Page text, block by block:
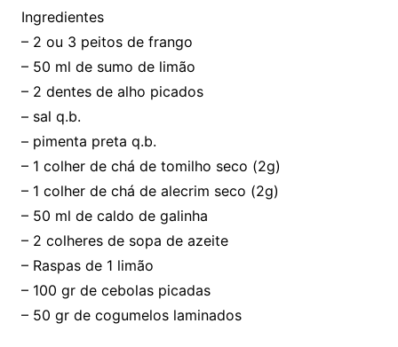
Ingredientes
– 2 ou 3 peitos de frango
– 50 ml de sumo de limão
– 2 dentes de alho picados
– sal q.b.
– pimenta preta q.b.
– 1 colher de chá de tomilho seco (2g)
– 1 colher de chá de alecrim seco (2g)
– 50 ml de caldo de galinha
– 2 colheres de sopa de azeite
– Raspas de 1 limão
– 100 gr de cebolas picadas
– 50 gr de cogumelos laminados